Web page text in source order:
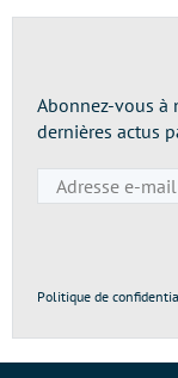
Abonnez-vous à
dernières actus
Politique de